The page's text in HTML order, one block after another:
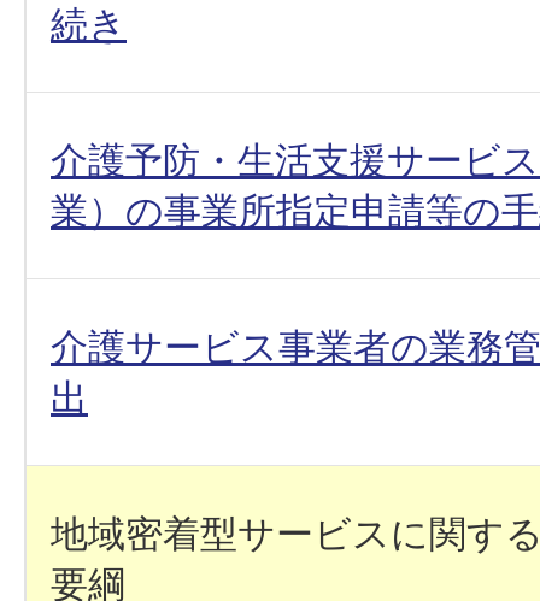
続き
介護予防・生活支援サービ
業）の事業所指定申請等の
介護サービス事業者の業務
出
地域密着型サービスに関す
要綱